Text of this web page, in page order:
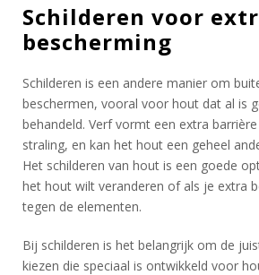
Schilderen voor
bescherming
Schilderen is een andere manier om
beschermen, vooral voor hout dat al is
behandeld. Verf vormt een extra
straling, en kan het hout een geheel
Het schilderen van hout is een goede
het hout wilt veranderen of als je extra
tegen de elementen.
Bij schilderen is het belangrijk om de
kiezen die speciaal is ontwikkeld voor